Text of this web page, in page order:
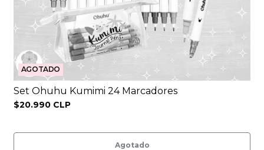
AGOTADO
Set Ohuhu Kumimi 24 Marcadores
$20.990 CLP
Agotado